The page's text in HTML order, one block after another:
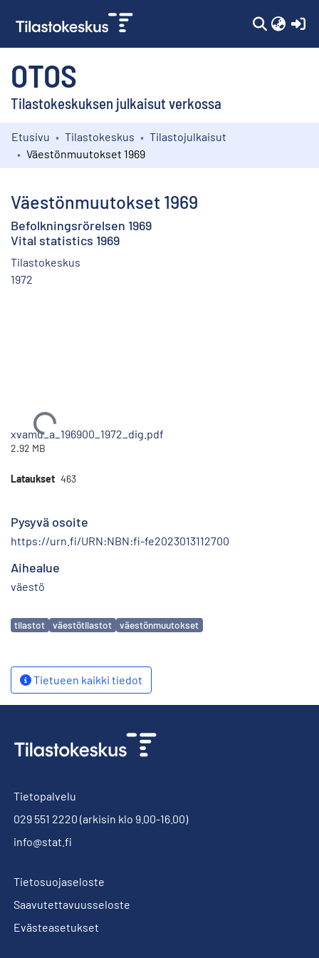
OTOS
Tilastokeskuksen julkaisut verkossa
Kokoelmat
Etusivu Tilastokeskus
Tilastojulkaisut
Väestönmuutokset 1969
Väestönmuutokset 1969
Befolkningsrörelsen 1969
Vital statistics 1969
Tilastokeskus
1972
Ladataan...
xvamu_a_196900_1972_dig.pdf
2.92 MB
Lataukset 463
Pysyvä osoite
https://urn.fi/URN:NBN:fi-fe2023013112700
Aihealue
väestö
Avainsanat
tilastot väestötilastot väestönmuutokset
Tietueen kaikki tiedot
Tietopalvelu
029 551 2220 (arkisin klo 9.00-16.00)
info@stat.fi
Tietosuojaseloste
Saavutettavuusseloste
Evästeasetukset